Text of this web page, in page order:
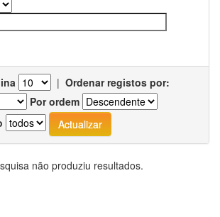
| Ordenar registos por:
Por ordem
não produziu resultados.